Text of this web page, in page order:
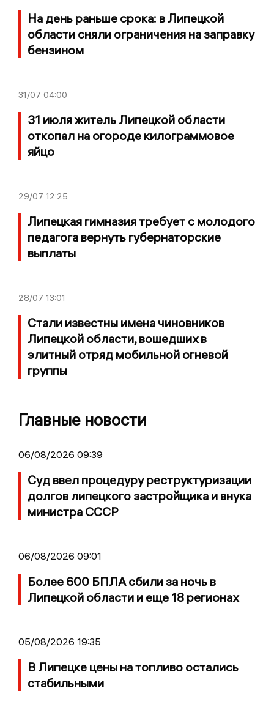
На день раньше срока: в Липецкой
области сняли ограничения на заправку
бензином
31/07 04:00
31 июля житель Липецкой области
откопал на огороде килограммовое
яйцо
29/07 12:25
Липецкая гимназия требует с молодого
педагога вернуть губернаторские
выплаты
28/07 13:01
Стали известны имена чиновников
Липецкой области, вошедших в
элитный отряд мобильной огневой
группы
Главные новости
06/08/2026 09:39
Суд ввел процедуру реструктуризации
долгов липецкого застройщика и внука
министра СССР
06/08/2026 09:01
Более 600 БПЛА сбили за ночь в
Липецкой области и еще 18 регионах
05/08/2026 19:35
В Липецке цены на топливо остались
стабильными